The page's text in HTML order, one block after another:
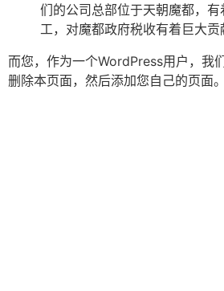
们的公司总部位于天朝魔都，有
工，对魔都政府税收有着巨大贡
而您，作为一个WordPress用户，我
删除本页面，然后添加您自己的页面